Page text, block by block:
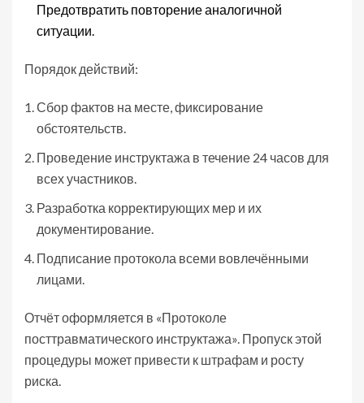
Предотвратить повторение аналогичной
ситуации.
Порядок действий:
Сбор фактов на месте, фиксирование
обстоятельств.
Проведение инструктажа в течение 24 часов для
всех участников.
Разработка корректирующих мер и их
документирование.
Подписание протокола всеми вовлечёнными
лицами.
Отчёт оформляется в «Протоколе
посттравматического инструктажа». Пропуск этой
процедуры может привести к штрафам и росту
риска.